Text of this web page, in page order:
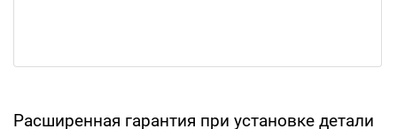
Расширенная гарантия при установке детали